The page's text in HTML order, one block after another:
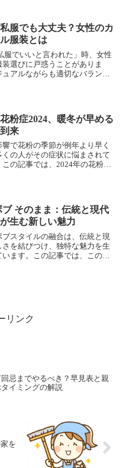
服でも大丈夫？女性のカ
服装とは
服でいいと言われた」時、女性
装選びに戸惑うことがありま
アルながらも適切なバランス
粉症2024、暖冬が早める
来
で花粉の季節が例年より早く
くの人がその症状に悩まされて
この記事では、2024年の花粉症
症とその背...
ブ そのまま：伝統と現代
生む新しい魅力
ブスタイルの融合は、伝統と現
さを結びつけ、独特な魅力を生
ます。この記事では、このス
リンク
忌までやるべき？早見表と親
イミングの解説
を